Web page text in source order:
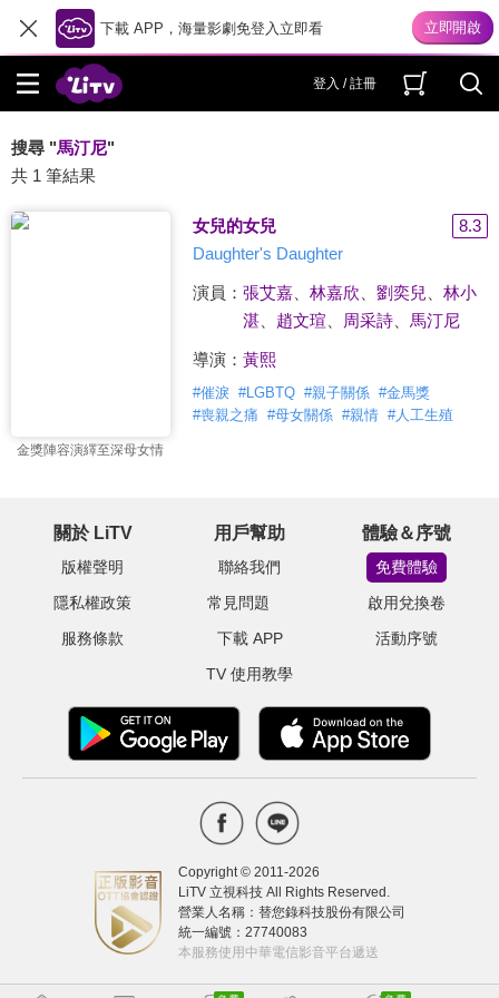
下載 APP，海量影劇免登入立即看
登入 / 註冊
搜尋 "馬汀尼"
共 1 筆結果
金獎陣容演繹至深母女情
女兒的女兒
8.3
Daughter's Daughter
演員： 張艾嘉、 林嘉欣 劉奕兒
林小
湛、 趙文瑄 周采詩、 馬汀尼
導演： 黃熙
#催淚 #LGBTQ #親子關係 #金馬獎
#喪親之痛 #母女關係 #親情 #人工生殖
關於 LiTV
版權聲明
隱私權政策
服務條款
用戶幫助
聯絡我們
常見問題
下載 APP
TV 使用教學
體驗＆序號
免費體驗
啟用兌換卷
活動序號
Copyright © 2011-2026
LiTV 立視科技 All Rights Reserved.
營業人名稱：替您錄科技股份有限公司
統一編號：27740083
本服務使用中華電信影音平台遞送